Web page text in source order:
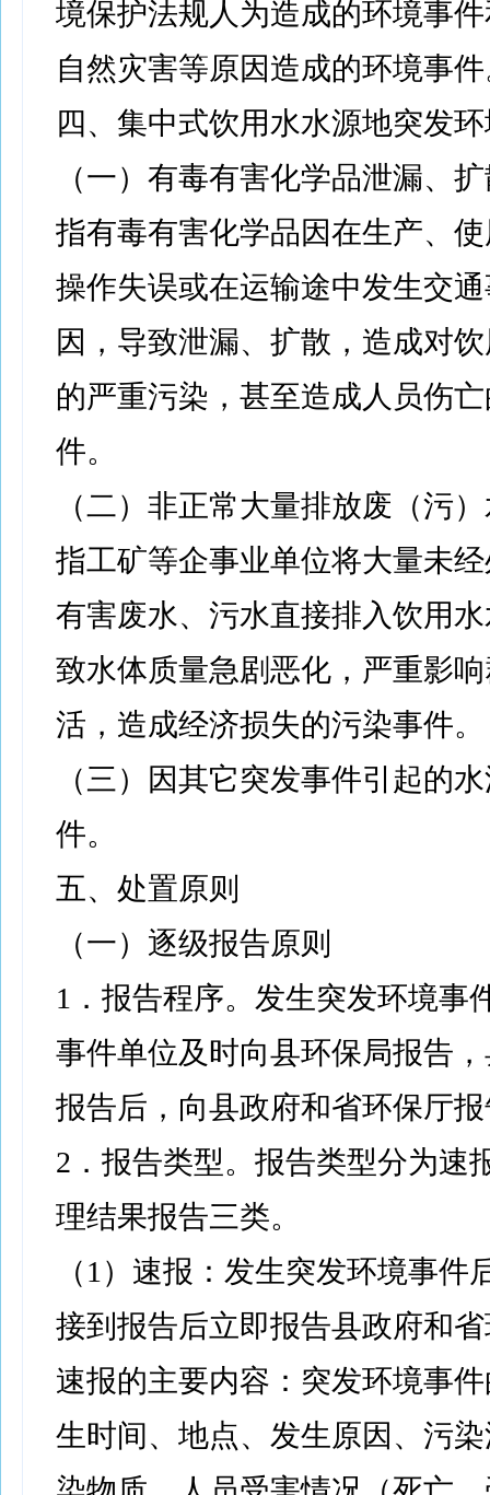
境保护法规人为造成的环境事
自然灾害等原因造成的环境事
四、集中式饮用水水源地突发
（一）有毒有害化学品泄漏、
指有毒有害化学品因在生产、
操作失误或在运输途中发生交
因，导致泄漏、扩散，造成对
的严重污染，甚至造成人员伤
件。
（二）非正常大量排放废（污
指工矿等企事业单位将大量未
有害废水、污水直接排入饮用
致水体质量急剧恶化，严重影
活，造成经济损失的污染事件。
（三）因其它突发事件引起的
件。
五、处置原则
（一）逐级报告原则
1．报告程序。发生突发环境事
事件单位及时向县环保局报告
报告后，向县政府和省环保厅
2．报告类型。报告类型分为速
理结果报告三类。
（1）速报：发生突发环境事件
接到报告后立即报告县政府和
速报的主要内容：突发环境事
生时间、地点、发生原因、污